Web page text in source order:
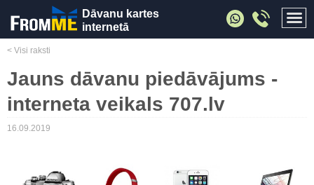
Dāvanu kartes
internetā
< Visi raksti
Jauns dāvanu piedāvājums -
interneta veikals 707.lv
16.09.2019